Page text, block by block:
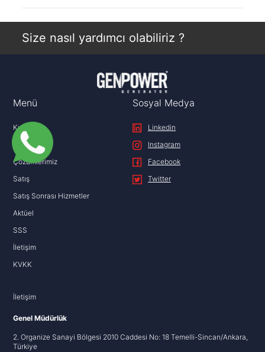
Size nasıl yardımcı olabiliriz ?
Menü
Kurumsal
Ürünler
Çözümlerimiz
Satış
Satış Sonrası Hizmetler
Aktüel
SSS
İletişim
KVKK
Sosyal Medya
Linkedin
Instagram
Facebook
Twitter
İletişim
Genel Müdürlük
2. Organize Sanayi Bölgesi 2010 Caddesi No: 18 Temelli-Sincan/Ankara,
Türkiye